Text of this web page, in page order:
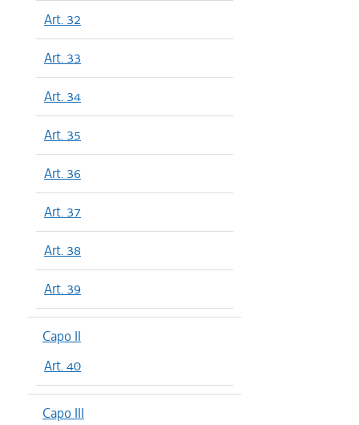
Art. 32
Art. 33
Art. 34
Art. 35
Art. 36
Art. 37
Art. 38
Art. 39
Capo II
Art. 40
Capo III